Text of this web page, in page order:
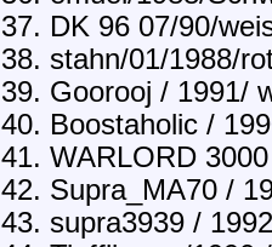
37. DK 96 07/90/
38. stahn/01/1988/
39. Goorooj / 1991/
40. Boostaholic /
41. WARLORD
42. Supra_MA70 /
43. supra3939 /